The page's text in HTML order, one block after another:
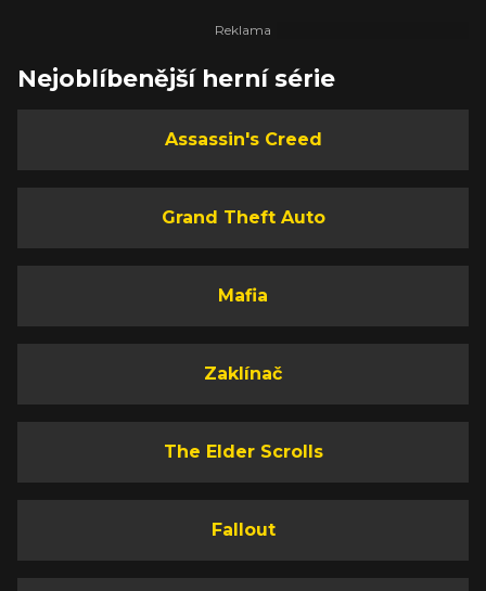
Nejoblíbenější herní série
Assassin's Creed
Grand Theft Auto
Mafia
Zaklínač
The Elder Scrolls
Fallout